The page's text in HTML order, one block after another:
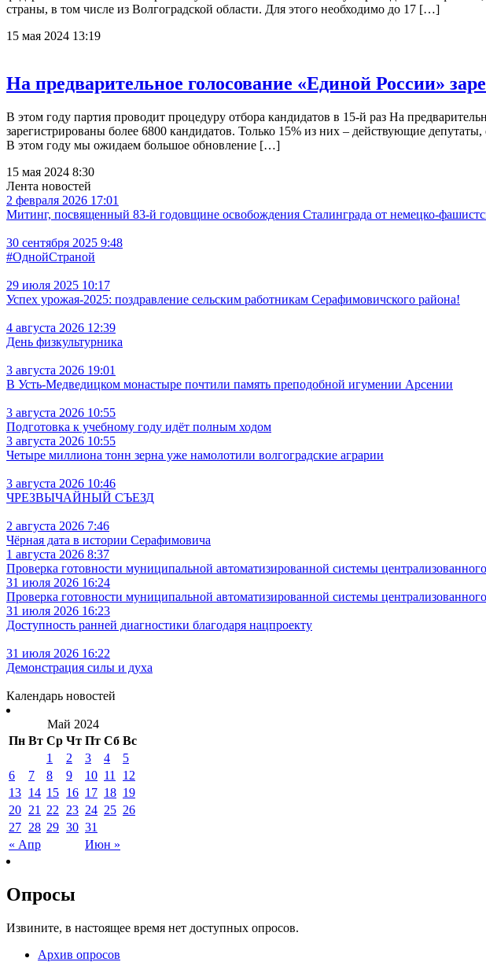
страны, в том числе из Волгоградской области. Для этого необходимо до 17 […]
15 мая 2024 13:19
На предварительное голосование «Единой России»
В этом году партия проводит процедуру отбора кандидатов в 15-й раз На
зарегистрированы более 6800 кандидатов. Только 15% из них – действующие
В этом году мы ожидаем большое обновление […]
15 мая 2024 8:30
Лента новостей
2 февраля 2026 17:01
Митинг, посвященный 83-й годовщине освобождения Сталинграда от немецко-
30 сентября 2025 9:48
#ОднойСтраной
29 июля 2025 10:17
Успех урожая-2025: поздравление сельским работникам Серафимовичского района!
4 августа 2026 12:39
День физкультурника
3 августа 2026 19:01
В Усть‑Медведицком монастыре почтили память преподобной игумении Арсении
3 августа 2026 10:55
Подготовка к учебному году идёт полным ходом
3 августа 2026 10:55
Четыре миллиона тонн зерна уже намолотили волгоградские аграрии
3 августа 2026 10:46
ЧРЕЗВЫЧАЙНЫЙ СЪЕЗД
2 августа 2026 7:46
Чёрная дата в истории Серафимовича
1 августа 2026 8:37
Проверка готовности муниципальной автоматизированной системы
31 июля 2026 16:24
Проверка готовности муниципальной автоматизированной системы
31 июля 2026 16:23
Доступность ранней диагностики благодаря нацпроекту
31 июля 2026 16:22
Демонстрация силы и духа
Календарь новостей
Май 2024
Пн Вт Ср Чт Пт Сб Вс
« Апр Июн »
1 2 3 4
5
6
7 8 9 10 11
12
13 14 15 16 17 18 19
20 21 22 23 24 25 26
27 28 29 30 31
Опросы
Извините, в настоящее время нет доступных опросов.
Архив опросов